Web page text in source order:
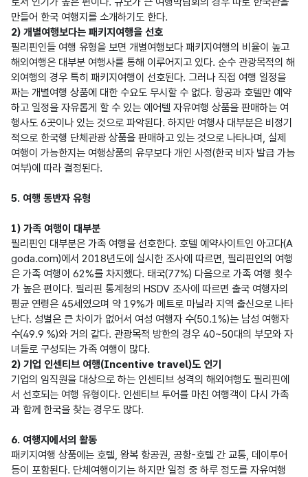
2) 개별여행보다는 패키지여행을 선호
필리핀인들 여행 유형을 보면 개별여행보다 패키지여행의 비율이 높고
해외여행은 대부분 여행사를 통해 이루어지고 있다. 순수 관광목적의 해
외여행의 경우 특히 패키지여행이 선호된다. 그러나 직접 여행 일정을
짜는 개별여행 상품에 대한 수요도 무시할 수 없다. 항공과 호텔만 예약
하고 일정을 자유롭게 할 수 있는 에어텔 자유여행 상품을 판매하는 여
행사도 6곳이나 있는 것으로 파악된다. 하지만 여행사 대부분은 비정기
적으로 한국행 단체관광 상품을 판매하고 있는 것으로 나타나며, 실제
여행이 가능한지는 여행상품의 유무보다 개인 사정(한국 비자 발급 가능
여부)에 따라 결정된다.
5. 여행 동반자 유형
1) 가족 여행이 대부분
필리핀인 대부분은 가족 여행을 선호한다. 호텔 예약사이트인 아고다(A
goda.com)에서 2018년도에 실시한 조사에 따르면, 필리핀인의 여행
은 가족 여행이 62%를 차지했다. 태국(77%) 다음으로 가족 여행 횟수
가 높은 편이다. 필리핀 통계청의 HSDV 조사에 따르면 출국 여행자의
평균 연령은 45세였으며 약 19%가 메트로 마닐라 지역 출신으로 나타
난다. 성별은 큰 차이가 없어서 여성 여행자 수(50.1%)는 남성 여행자
수(49.9 %)와 거의 같다. 관광목적 방한의 경우 40~50대의 부모와 자
2) 기업 인센티브 여행(Incentive travel)도 인기
기업의 임직원을 대상으로 하는 인센티브 성격의 해외여행도 필리핀에
서 선호되는 여행 유형이다. 인센티브 투어를 마친 여행객이 다시 가족
과 함께 한국을 찾는 경우도 많다.
6. 여행지에서의 활동
패키지여행 상품에는 호텔, 왕복 항공권, 공항-호텔 간 교통, 데이투어
등이 포함된다. 단체여행이기는 하지만 일정 중 하루 정도를 자유여행